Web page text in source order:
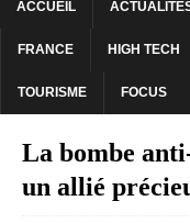
ACCUEIL
FRANCE HIGH TECH
TOURISME FOCUS
La bombe
un allié